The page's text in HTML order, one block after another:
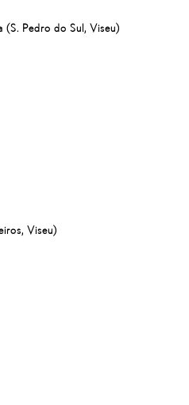
(S. Pedro do Sul,Viseu)
, Viseu)